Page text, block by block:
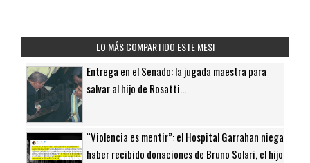
LO MÁS COMPARTIDO ESTE MES!
Entrega en el Senado: la jugada maestra para
salvar al hijo de Rosatti...
“Violencia es mentir”: el Hospital Garrahan niega
haber recibido donaciones de Bruno Solari, el hijo